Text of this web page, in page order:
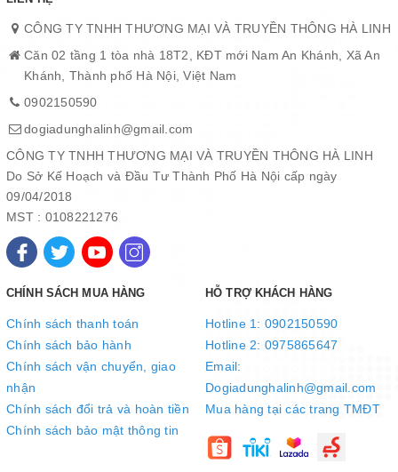
Quai núm dạng đũa đẹp mắt
Quai và núm của nồi được làm bằng inox tán đinh chắc chắn với
thiết kế dạng đũa thanh mảnh, hiện đại. Nhờ đó, sản phẩm có thể
dễ dàng nâng nhấc và di chuyển trong quá trình sử dụng mà
không lo ngại bỏng nhiệt.
Bền đẹp, an toàn với sức khỏe
Với ưu điểm của chất liệu inox ít bị oxy hóa, sản phẩm có độ bền
vượt trội, đồng thời, đảm bảo an toàn sức khỏe khi chế biến thực
phẩm dưới nhiệt độ cao.
CÔNG TY TNHH THƯƠNG MẠI VÀ TRUYỀN THÔNG HÀ LINH
Căn 02 tầng 1 tòa nhà 18T2, KĐT mới Nam An Khánh, Xã An
Khánh, Thành phố Hà Nội, Việt Nam
0902150590
dogiadunghalinh@gmail.com
CÔNG TY TNHH THƯƠNG MẠI VÀ TRUYỀN THÔNG HÀ LINH
Do Sở Kế Hoạch và Đầu Tư Thành Phố Hà Nội cấp ngày
09/04/2018
MST : 0108221276
CHÍNH SÁCH MUA HÀNG
Chính sách thanh toán
Chính sách bảo hành
Chính sách vận chuyển, giao
nhận
Chính sách đổi trả và hoàn tiền
Chính sách bảo mật thông tin
HỖ TRỢ KHÁCH HÀNG
Hotline 1: 0902150590
Hotline 2: 0975865647
Email:
Dogiadunghalinh@gmail.com
Mua hàng tại các trang TMĐT